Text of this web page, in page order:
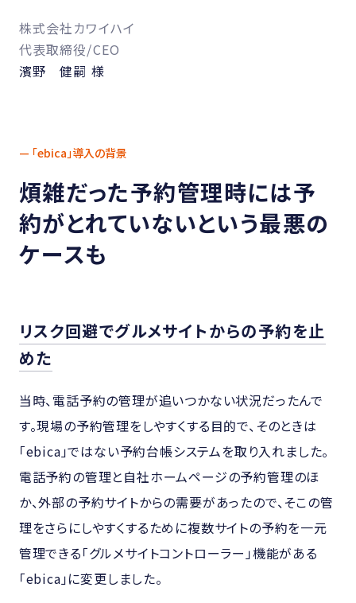
株式会社カワイハイ
代表取締役/CEO
濱野 健嗣 様
— 「ebica」導入の背景
煩雑だった予約管理時には予
約がとれていないという最悪の
ケースも
リスク回避でグルメサイトからの予約を止
めた
当時、電話予約の管理が追いつかない状況だったんで
す。現場の予約管理をしやすくする目的で、そのときは
「ebica」ではない予約台帳システムを取り入れました。
電話予約の管理と自社ホームページの予約管理のほ
か、外部の予約サイトからの需要があったので、そこの管
理をさらにしやすくするために複数サイトの予約を一元
管理できる「グルメサイトコントローラー」機能がある
「ebica」に変更しました。